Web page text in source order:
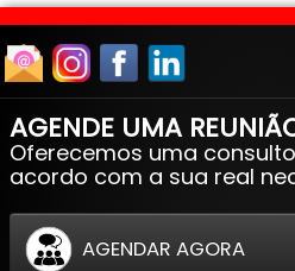
AGENDE UMA
Oferecemos uma
acordo com a sua real
AGENDAR AGORA